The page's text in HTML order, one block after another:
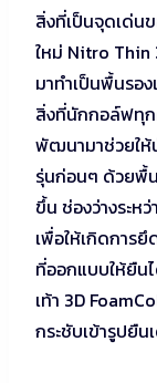
สิ่งที่เป็นจุดเด่น
ใหม่ Nitro
มาทำเป็นพื้นรอ
สิ่งที่นักกอล์ฟทุก
พัฒนามาช่วยให้
รุ่นก่อนๆ ด้วยพื้น
ขึ้น ช่องว่างระห
เพื่อให้เกิดการยึ
ที่ออกแบบให้ยืน
เท้า 3D
กระชับเข้ารูปยืน